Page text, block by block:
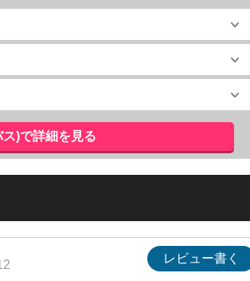
)で詳細を見る
レビュー書く